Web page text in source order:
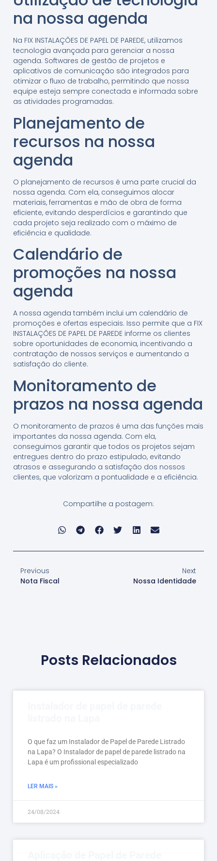
na nossa agenda
Na FIX INSTALAÇÕES DE PAPEL DE PAREDE, utilizamos
tecnologia avançada para gerenciar a nossa
agenda. Softwares de gestão de projetos e
aplicativos de comunicação são integrados para
otimizar o fluxo de trabalho, permitindo que nossa
equipe esteja sempre conectada e informada sobre
as atividades programadas.
Planejamento de
recursos na nossa
agenda
O planejamento de recursos é uma parte crucial da
nossa agenda. Com ela, conseguimos alocar
materiais, ferramentas e mão de obra de forma
eficiente, evitando desperdícios e garantindo que
cada projeto seja realizado com o máximo de
eficiência e qualidade.
Calendário de
promoções na nossa
agenda
A nossa agenda também inclui um calendário de
promoções e ofertas especiais. Isso permite que a FIX
INSTALAÇÕES DE PAPEL DE PAREDE informe os clientes
sobre oportunidades de economia, incentivando a
contratação de nossos serviços e aumentando a
satisfação do cliente.
Monitoramento de
prazos na nossa agenda
O monitoramento de prazos é uma das funções mais
importantes da nossa agenda. Com ela,
conseguimos garantir que todos os projetos sejam
entregues dentro do prazo estipulado, evitando
atrasos e assegurando a satisfação dos nossos
clientes, que valorizam a pontualidade e a eficiência.
Compartilhe a postagem:
Previous
Nota Fiscal
Next
Nossa Identidade
Posts Relacionados
O que faz um Instalador de Papel de Parede Listrado
na Lapa? O Instalador de papel de parede listrado na
Lapa é um profissional especializado
LER MAIS »
24/08/2024